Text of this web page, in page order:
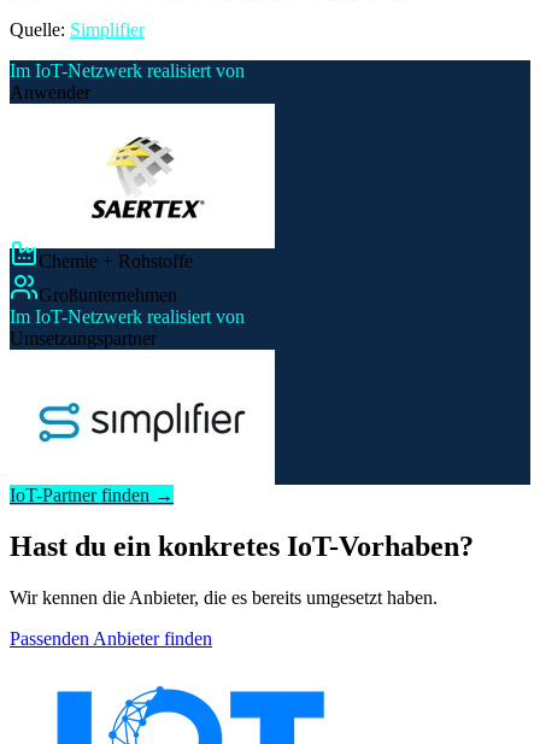
Quelle: Simplifier
Im IoT-Netzwerk realisiert von
Anwender
Chemie + Rohstoffe
Großunternehmen
Im IoT-Netzwerk realisiert von
Umsetzungspartner
IoT-Partner finden →
Hast du ein konkretes IoT-Vorhaben?
Wir kennen die Anbieter, die es bereits umgesetzt haben.
Passenden Anbieter finden